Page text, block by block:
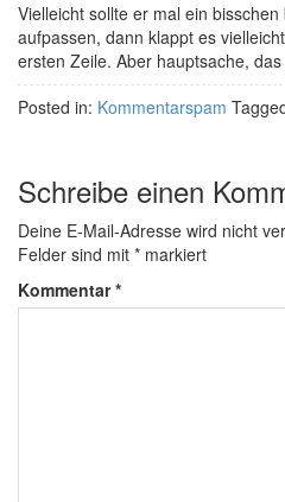
Vielleicht sollte er mal ein
aufpassen, dann klappt es
ersten Zeile. Aber hauptsache,
Posted in: Kommentarspam
Schreibe einen
Deine E-Mail-Adresse wird nicht
Felder sind mit * markiert
Kommentar*